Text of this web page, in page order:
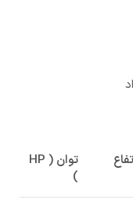
توان ( HP
)